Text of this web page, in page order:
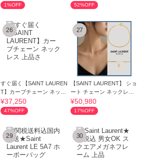
1%OFF 52%OFF
26
すぐ届く【SAINT LAUREN
T】カーブチェーン ネック
レス 上品さ
¥37,250
47%OFF
27
【SAINT LAURENT】 ショ
ート チェーン ネックレス
★正規品★
¥50,980
17%OFF
29 30